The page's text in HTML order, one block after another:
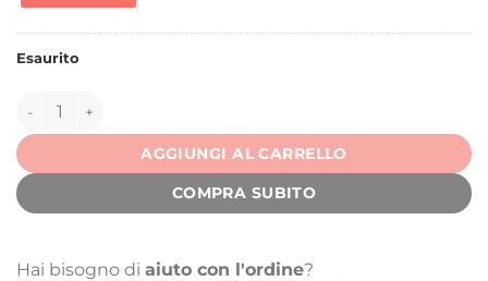
Esaurito
150571 quantità
AGGIUNGI AL CARRELLO
COMPRA SUBITO
Hai bisogno di aiuto con l'ordine?